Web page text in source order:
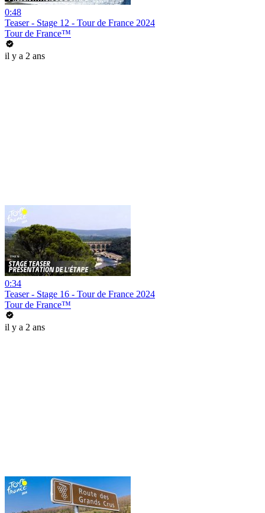
0:48
Teaser - Stage 12 - Tour de France 2024
Tour de France™
il y a 2 ans
0:34
Teaser - Stage 16 - Tour de France 2024
Tour de France™
il y a 2 ans